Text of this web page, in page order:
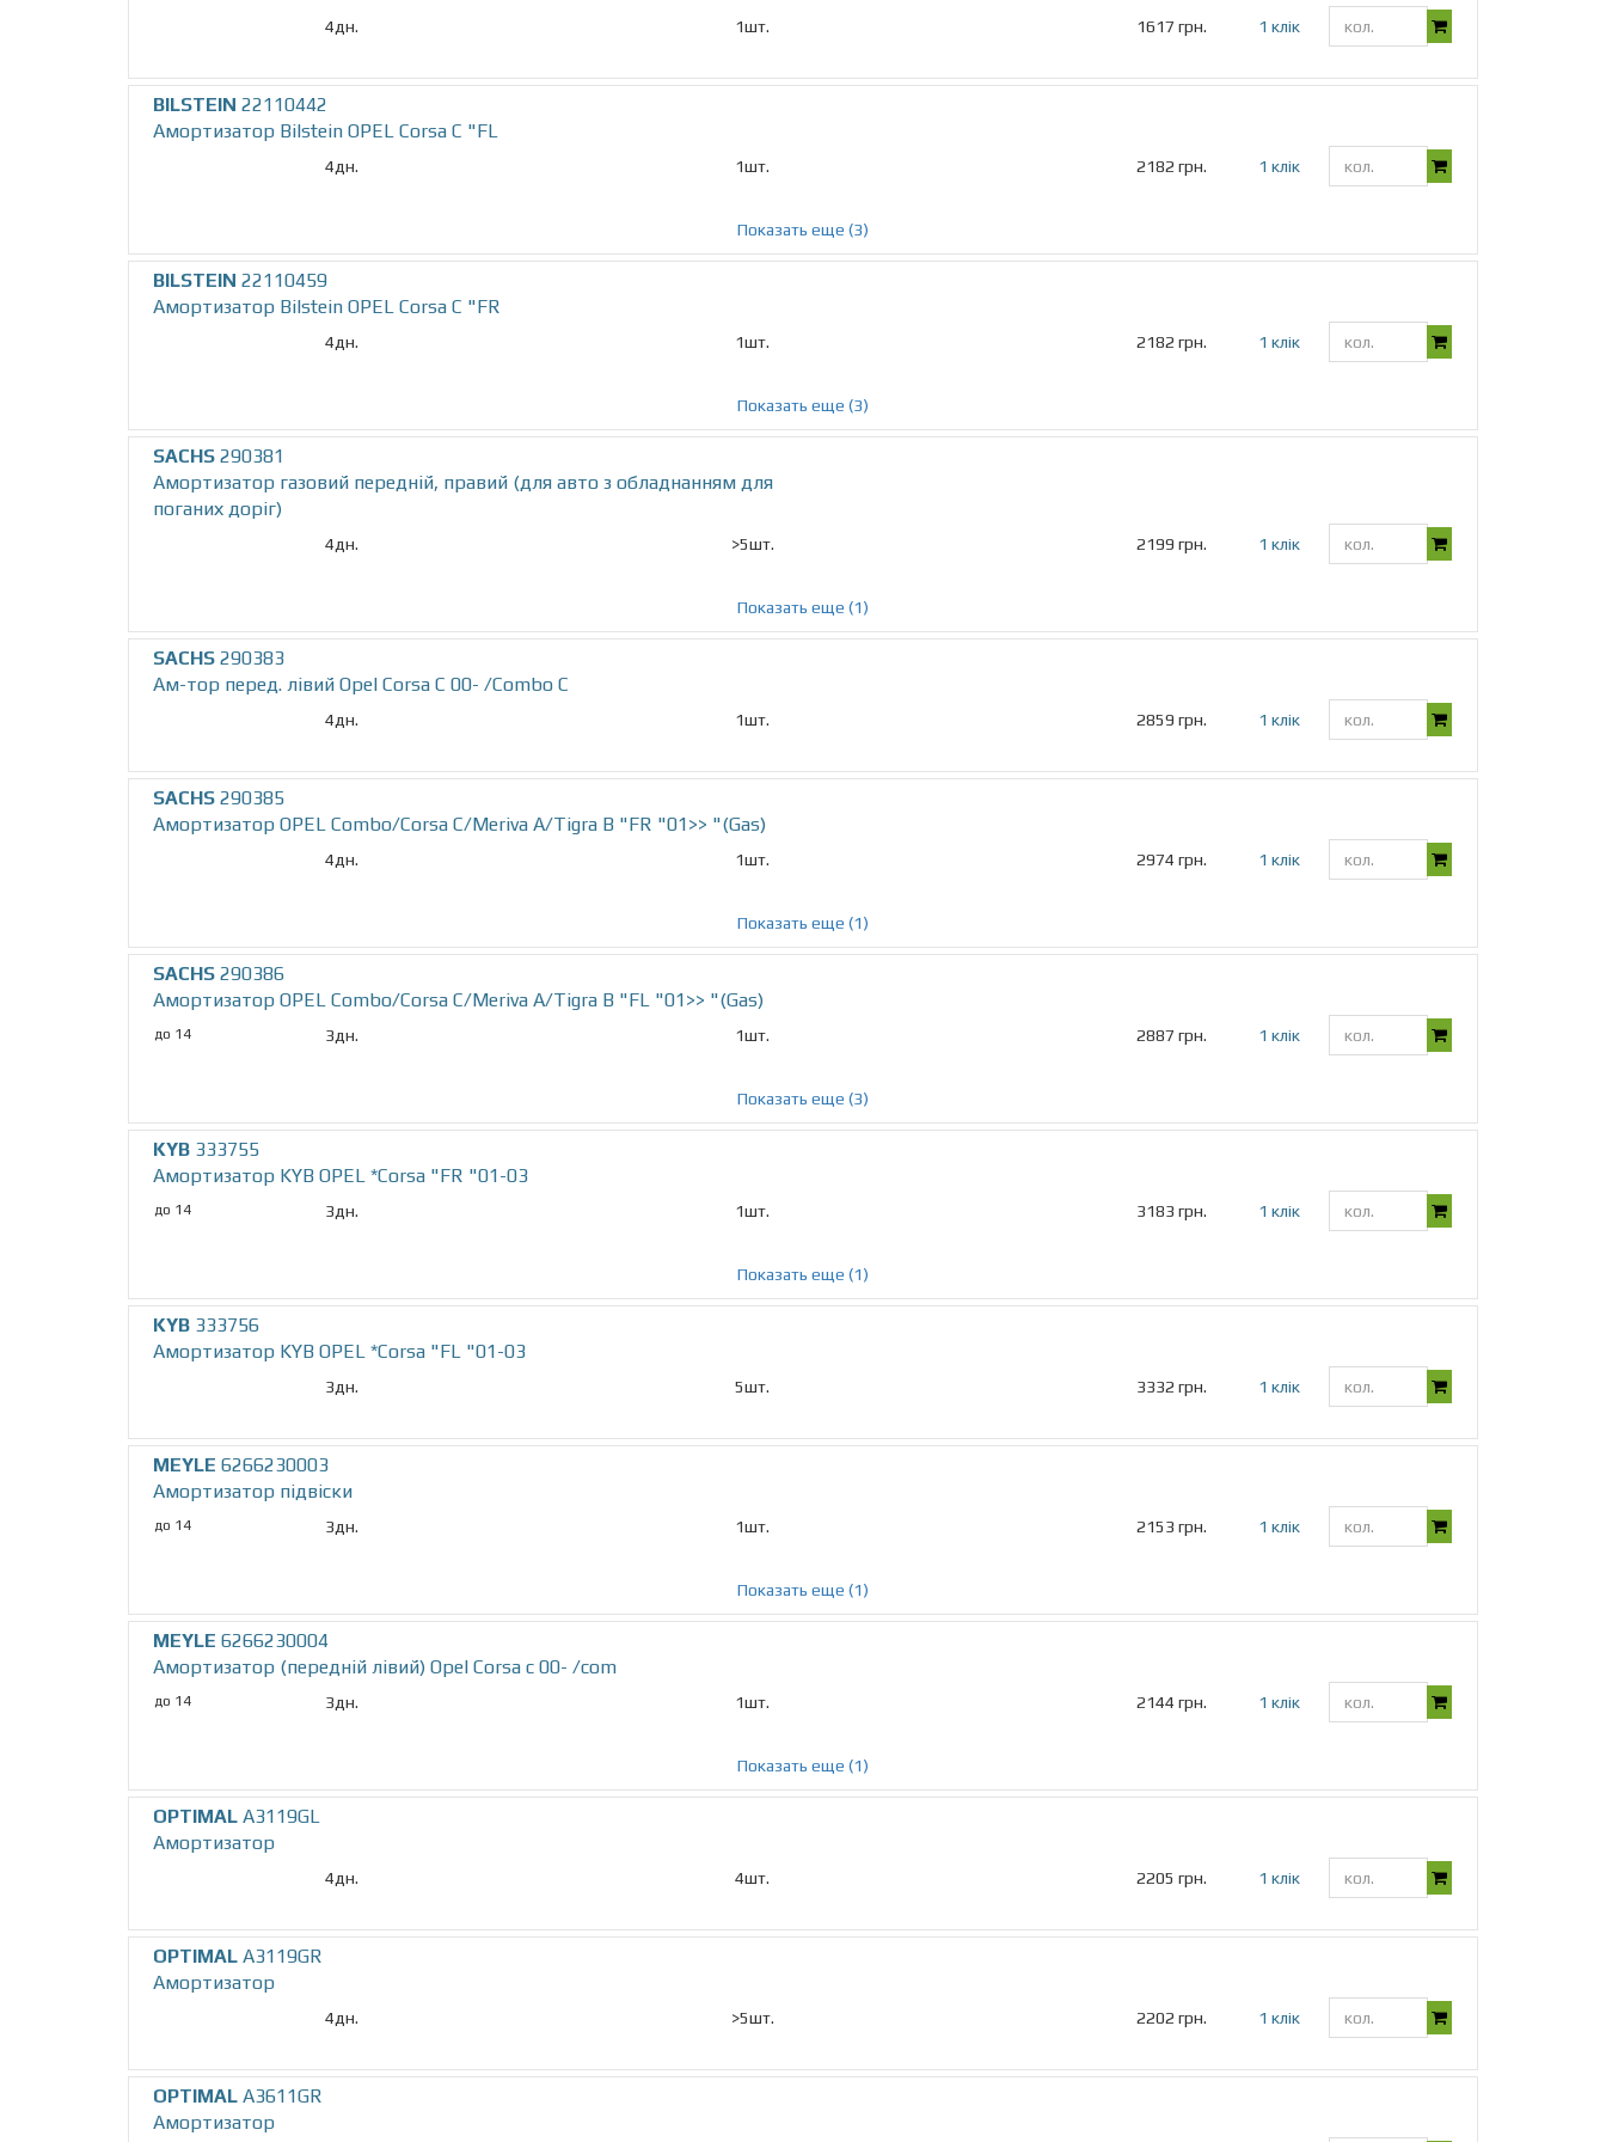
4дн. 1шт. 1617 грн. 1 клік
BILSTEIN 22110442
Амортизатор Bilstein OPEL Corsa C "FL
4дн. 1шт. 2182 грн. 1 клік
Показать еще (3)
BILSTEIN 22110459
Амортизатор Bilstein OPEL Corsa C "FR
4дн. 1шт. 2182 грн. 1 клік
Показать еще (3)
SACHS 290381
Амортизатор газовий переднiй, правий (для авто з обладнанням для
поганих дорiг)
4дн. >5шт. 2199 грн. 1 клік
Показать еще (1)
SACHS 290383
Ам-тор перед. лівий Opel Corsa C 00- /Combo C
4дн. 1шт. 2859 грн. 1 клік
SACHS 290385
Амортизатор OPEL Combo/Corsa C/Meriva A/Tigra B "FR "01>> "(Gas)
4дн. 1шт. 2974 грн. 1 клік
Показать еще (1)
SACHS 290386
Амортизатор OPEL Combo/Corsa C/Meriva A/Tigra B "FL "01>> "(Gas)
до 14 3дн. 1шт. 2887 грн. 1 клік
Показать еще (3)
KYB 333755
Амортизатор KYB OPEL *Corsa "FR "01-03
до 14 3дн. 1шт. 3183 грн. 1 клік
Показать еще (1)
KYB 333756
Амортизатор KYB OPEL *Corsa "FL "01-03
3дн. 5шт. 3332 грн. 1 клік
MEYLE 6266230003
Амортизатор підвіски
до 14 3дн. 1шт. 2153 грн. 1 клік
Показать еще (1)
MEYLE 6266230004
Амортизатор (передній лівий) Opel Corsa c 00- /com
до 14 3дн. 1шт. 2144 грн. 1 клік
Показать еще (1)
OPTIMAL A3119GL
Амортизатор
4дн. 4шт. 2205 грн. 1 клік
OPTIMAL A3119GR
Амортизатор
4дн. >5шт. 2202 грн. 1 клік
OPTIMAL A3611GR
Амортизатор